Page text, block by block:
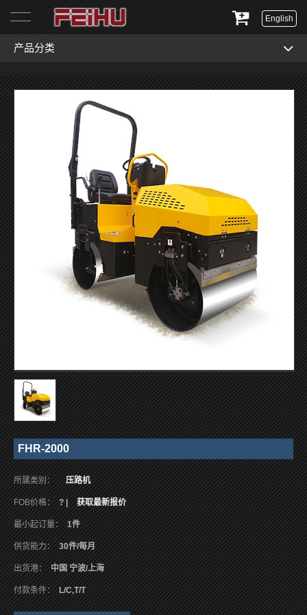
English
产品分类
FHR-2000
所属类别： 压路机
FOB价格： ? | 获取最新报价
最小起订量： 1件
供货能力： 30件/每月
出货港： 中国 宁波/上海
付款条件： L/C,T/T
首页
关于我们
产品展示
服务与支持
新闻资讯
联系我们